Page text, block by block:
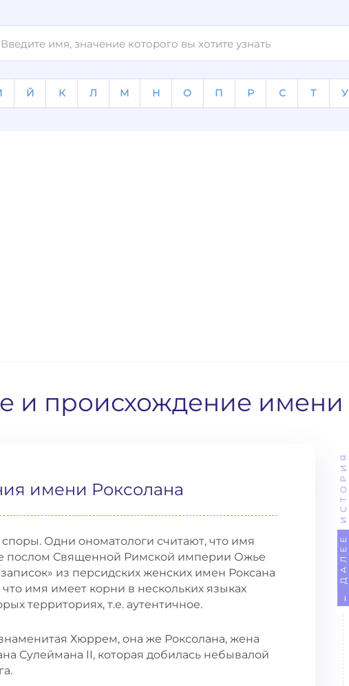
Й К Л М Н О П Р С Т У
и происхождение имени
имени Роксолана
Одни ономатологи считают, что имя
послом Священной Римской империи Ожье
из персидских женских имен Роксана
имя имеет корни в нескольких языках
территориях, т.е. аутентичное.
Хюррем, она же Роксолана, жена
Сулеймана II, которая добилась небывалой
← ДАЛЕЕ
ИСТОРИЯ